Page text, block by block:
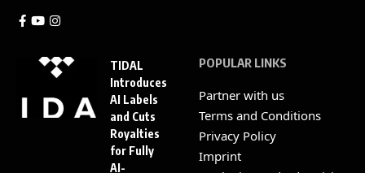
TIDAL
Introduces
AI Labels
and Cuts
Royalties
for Fully
AI-
POPULAR LINKS
Partner with us
Terms and Conditions
Privacy Policy
Imprint